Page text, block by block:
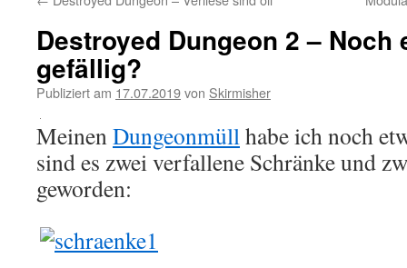
Destroyed Dungeon 2 –
gefällig?
Publiziert am 17.07.2019von Skirmisher
MeinenDungeonmüllhabe ich noch
sind es zwei verfallene Schränke und
geworden: